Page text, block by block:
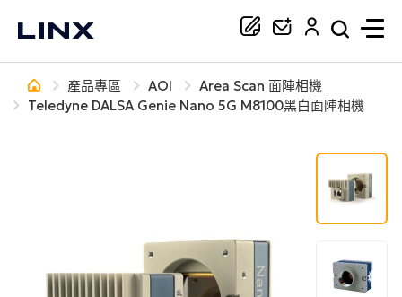
你正在尋找協助嗎？
搜尋
產品專區 AOI
Area Scan 面陣相機
Teledyne DALSA Genie Nano 5G M8100黑白面陣相機